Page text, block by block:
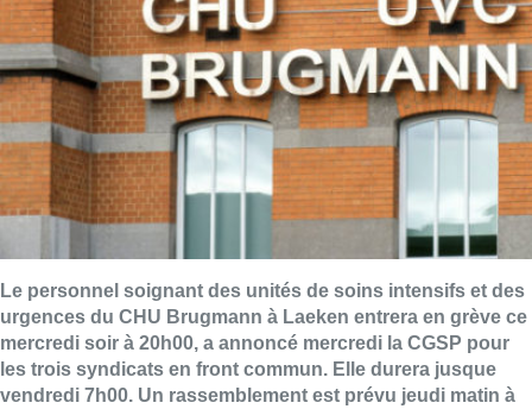
Le personnel soignant des unités de soins intensifs et des
urgences du CHU Brugmann à Laeken entrera en grève ce
mercredi soir à 20h00, a annoncé mercredi la CGSP pour
les trois syndicats en front commun. Elle durera jusque
vendredi 7h00. Un rassemblement est prévu jeudi matin à